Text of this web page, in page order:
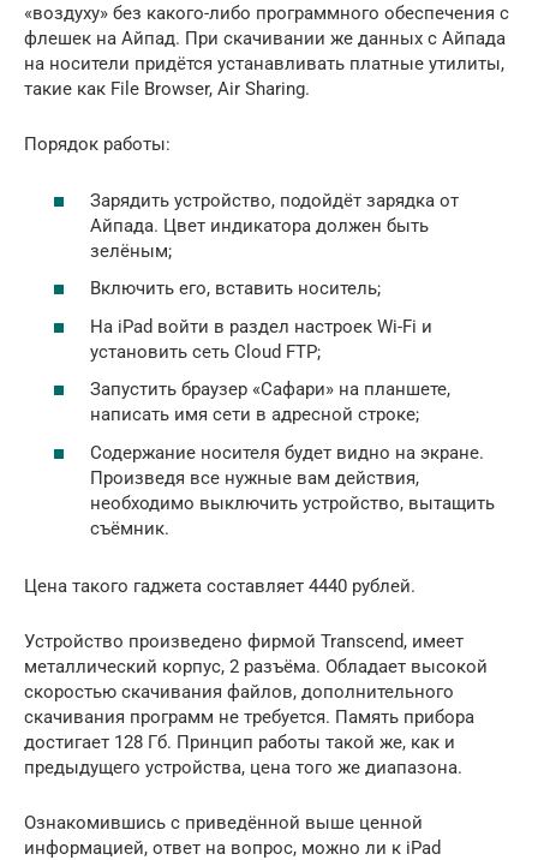
«воздуху» без какого-либо программного обеспечения с
флешек на Айпад. При скачивании же данных с Айпада
на носители придётся устанавливать платные утилиты,
такие как File Browser, Air Sharing.
Порядок работы:
Зарядить устройство, подойдёт зарядка от
Айпада. Цвет индикатора должен быть
зелёным;
Включить его, вставить носитель;
На iPad войти в раздел настроек Wi-Fi и
установить сеть Cloud FTP;
Запустить браузер «Сафари» на планшете,
написать имя сети в адресной строке;
Содержание носителя будет видно на экране.
Произведя все нужные вам действия,
необходимо выключить устройство, вытащить
съёмник.
Цена такого гаджета составляет 4440 рублей.
Устройство произведено фирмой Transcend, имеет
металлический корпус, 2 разъёма. Обладает высокой
скоростью скачивания файлов, дополнительного
скачивания программ не требуется. Память прибора
достигает 128 Гб. Принцип работы такой же, как и
предыдущего устройства, цена того же диапазона.
Ознакомившись с приведённой выше ценной
информацией, ответ на вопрос, можно ли к iPad